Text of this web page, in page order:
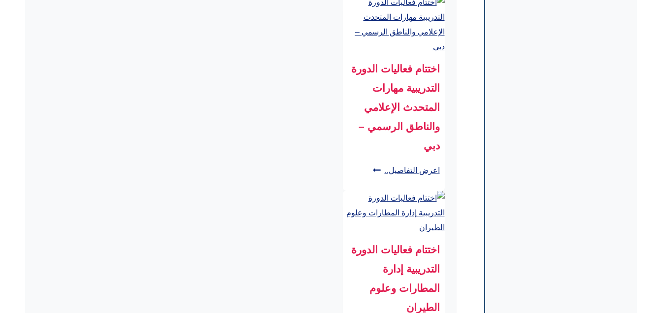
الدورة
التدريبية
“عقود
الإلكترونية
والتوقيع
الإلكتروني”
اختتام فعاليات الدورة
التدريبية مهارات
المتحدث الإعلامي
والناطق الرسمي –
دبي
اعرض التفاصيل.. اختتام
الدورة
التدريبية
المتحدث
الإعلامي
والناطق
الرسمي
اختتام فعاليات الدورة
التدريبية إدارة
المطارات وعلوم
الطيران